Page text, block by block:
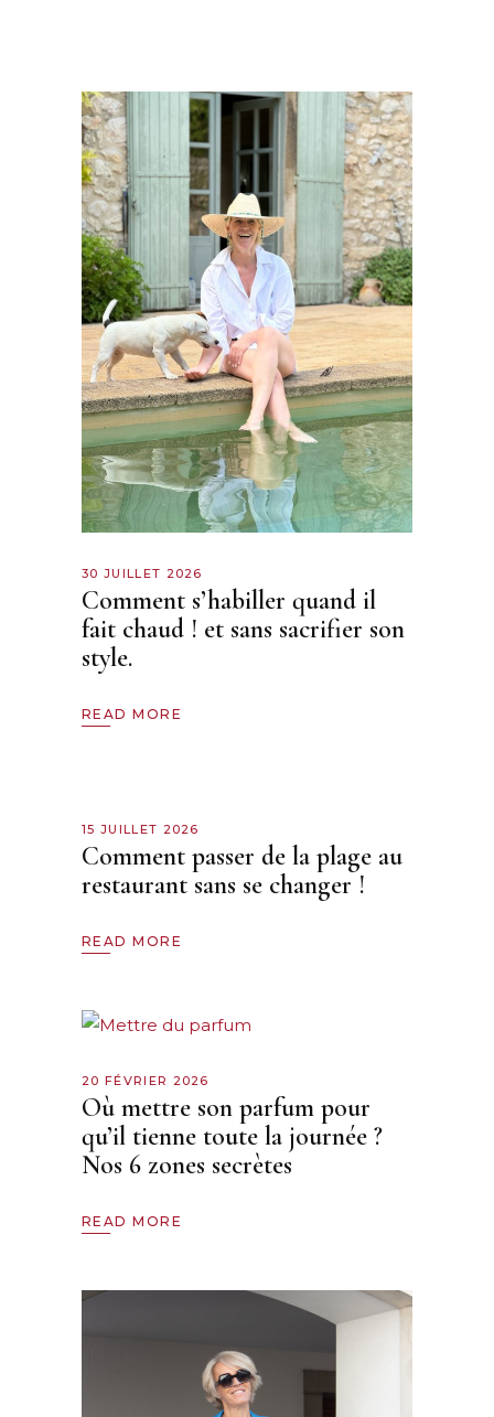
30 JUILLET 2026
Comment s’habiller quand il
fait chaud ! et sans sacrifier son
style.
READ MORE
15 JUILLET 2026
Comment passer de la plage au
restaurant sans se changer !
READ MORE
20 FÉVRIER 2026
Où mettre son parfum pour
qu’il tienne toute la journée ?
Nos 6 zones secrètes
READ MORE